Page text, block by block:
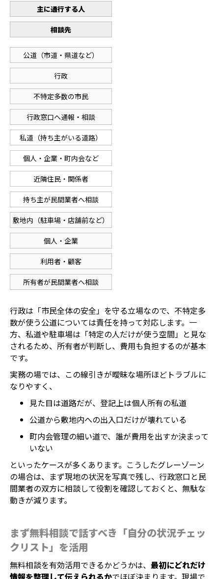
主に通行する人
相談先
公道（市道・県道など）
行政
不特定多数の市民
行政窓口へ通報・相談
私道（持ち主がいる道路）
個人・企業・町内会など
近隣住民・関係者
持ち主が民間業者へ相談
敷地内（駐車場・店舗前など）
個人・企業
利用者・顧客
所有者が民間業者へ相談
行政は「市民全体の安全」を守る立場なので、不特定多
数が使う公道については責任を持って対応します。一
方、私道や駐車場は「特定の人だけが使う空間」と見な
されるため、所有者が判断し、費用も負担するのが基本
です。
実務の場では、この線引きが曖昧な場所ほどトラブルに
なりやすく、
見た目は道路だが、登記上は個人所有の私道
公道から敷地内への出入口だけが壊れている
町内会管理の細い道で、誰が費用を出すか決まって
いない
といったケースが多くあります。こうしたグレーゾーン
の場合は、まず現地の状況を写真で残し、行政窓口と民
間業者の双方に相談して役割を確認しておくと、無駄な
動きが減ります。
まず無料相談で話すべき「自分の状況チェッ
クリスト」を活用
無料相談を有効活用できるかどうかは、 最初にどれだけ
情報を整理して伝えられるかでほぼ決まります。現場で